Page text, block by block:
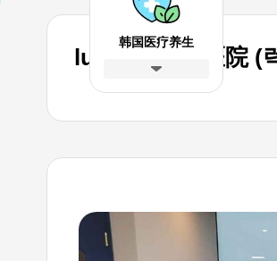
luxell内科韩医院 (
韩国医疗养生